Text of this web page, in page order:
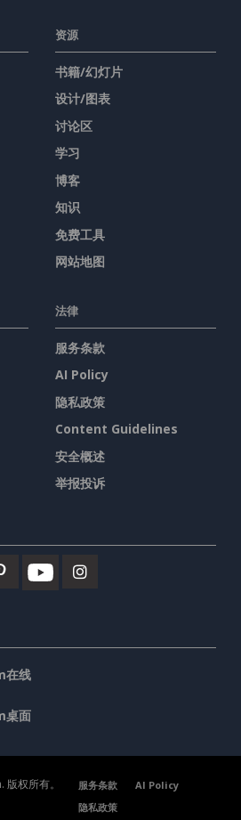
资源
书籍/幻灯片
设计/图表
讨论区
学习
博客
知识
免费工具
网站地图
法律
服务条款
AI Policy
隐私政策
Content Guidelines
安全概述
举报投诉
在线
桌面
权所有。 服务条款
AI Policy
隐私政策